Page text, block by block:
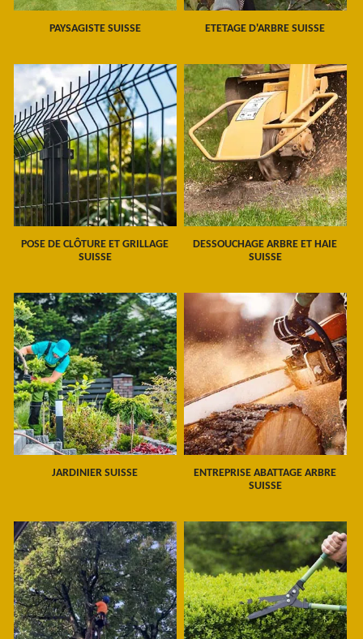
PAYSAGISTE SUISSE ETETAGE D'ARBRE SUISSE
POSE DE CLÔTURE ET GRILLAGE
SUISSE
DESSOUCHAGE ARBRE ET HAIE
SUISSE
JARDINIER SUISSE
ENTREPRISE ABATTAGE ARBRE
SUISSE